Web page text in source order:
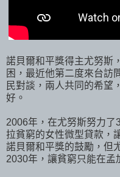
諾貝爾和平獎得主尤努斯
困，最近他第二度來台訪
民對談，兩人共同的希望
好。
2006年，在尤努斯努力了
拉貧窮的女性微型貸款，
諾貝爾和平獎的鼓勵，但
2030年，讓貧窮只能在孟